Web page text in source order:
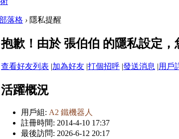
落格 › 隱私提醒
抱歉！由於 張伯伯 的隱私設定
查看好友列表 |加為好友 |打個招呼 |發送消息 |用戶
活躍概況
用戶組: A2 鐵機器人
註冊時間: 2014-4-10 17:37
最後訪問: 2026-6-12 20:17